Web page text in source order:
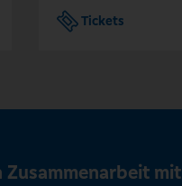
Tickets
Zusammenarbeit mit